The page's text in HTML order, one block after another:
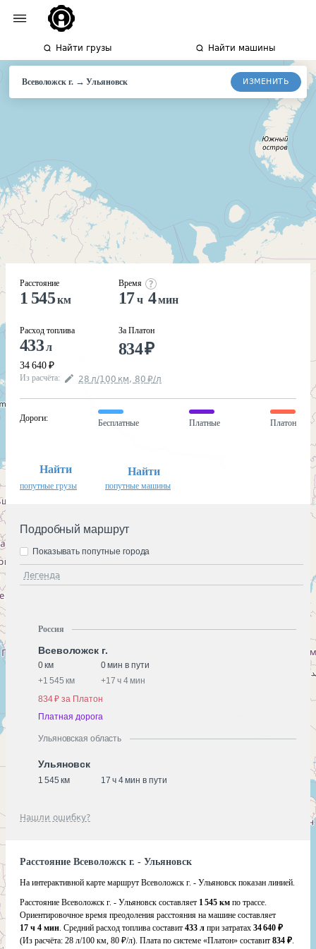
Найти грузы Найти машины
Всеволожск г.→Ульяновск ИЗМЕНИТЬ
Расстояние
1 545км
Расход топлива
433л
34 640 ₽
Время
17ч 4мин
За Платон
834₽
Из расчёта: 28 л/100 км, 80 ₽/л
Дороги:
Бесплатные Платные Платон
Найти
попутные грузы
Найти
попутные машины
Подробный маршрут
Легенда
Показывать попутные города
Россия
Всеволожск г.
0 км
0 мин в пути
+1 545 км +17 ч 4 мин
834 ₽ за Платон
Платная дорога
Ульяновская область
Ульяновск
1 545 км 17 ч 4 мин в пути
Нашли ошибку?
Расстояние Всеволожск г. - Ульяновск
На интерактивной карте маршрут Всеволожск г. - Ульяновск показан линией.
Расстояние Всеволожск г. - Ульяновск составляет 1 545 км по трассе.
Ориентировочное время преодоления расстояния на машине составляет
17 ч 4 мин. Средний расход топлива составит 433 л при затратах 34 640 ₽
(Из расчёта: 28 л/100 км, 80 ₽/л). Плата по системе «Платон» составит 834 ₽.